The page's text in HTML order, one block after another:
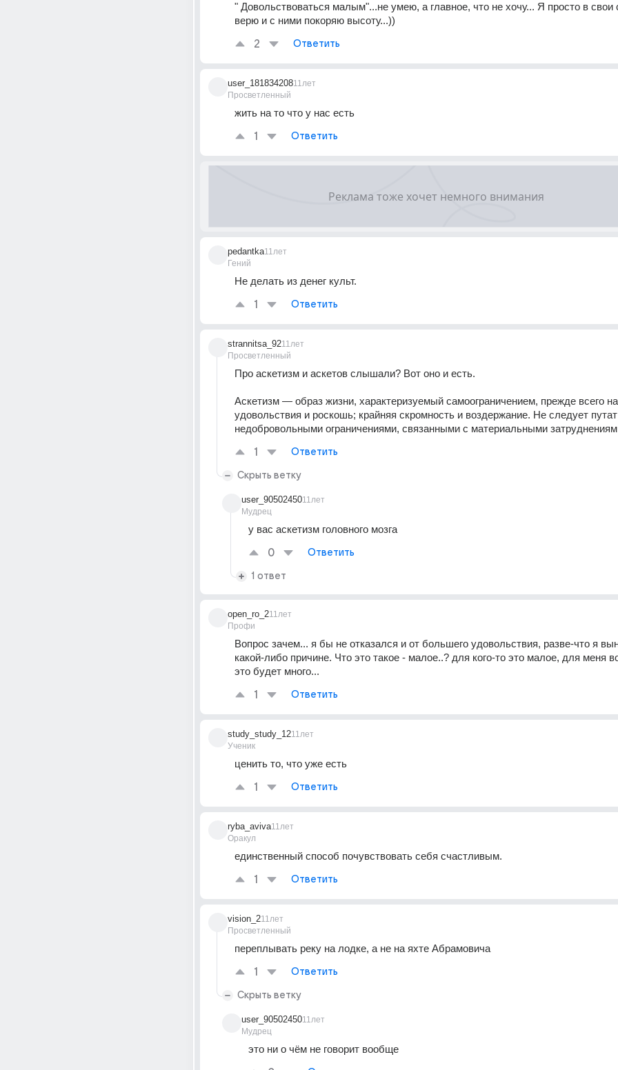
" Довольствоваться малым"...не умею, а главное, что не хочу... Я просто в свои
верю и с ними покоряю высоту...))
2 Ответить
user_181834208
Просветленный
11лет
жить на то что у нас есть
1 Ответить
pedantka
Гений
11лет
Не делать из денег культ.
1 Ответить
strannitsa_92
Просветленный
11лет
Про аскетизм и аскетов слышали? Вот оно и есть.
Аскетизм — образ жизни, характеризуемый самоограничением, прежде всего на
удовольствия и роскошь; крайняя скромность и воздержание. Не следует
недобровольными ограничениями, связанными с материальными
1 Ответить
Скрыть ветку
user_90502450
Мудрец
11лет
у вас аскетизм головного мозга
0 Ответить
1 ответ
open_ro_2
Профи
11лет
Вопрос зачем... я бы не отказался и от большего удовольствия, разве-что я
какой-либо причине. Что это такое - малое..? для кого-то это малое, для меня
это будет много...
1 Ответить
study_study_12
Ученик
11лет
ценить то, что уже есть
1 Ответить
ryba_aviva
Оракул
11лет
единственный способ почувствовать себя счастливым.
1 Ответить
vision_2
Просветленный
11лет
переплывать реку на лодке, а не на яхте Абрамовича
1 Ответить
Скрыть ветку
user_90502450
Мудрец
11лет
это ни о чём не говорит вообще